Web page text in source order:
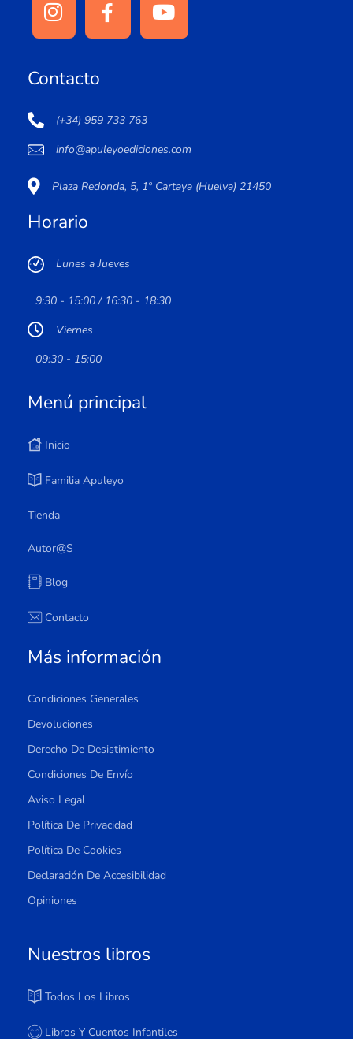
Contacto
(+34) 959 733 763
info@apuleyoediciones.com
Plaza Redonda, 5, 1º Cartaya (Huelva) 21450
Horario
Lunes a Jueves
9:30 - 15:00 / 16:30 - 18:30
Viernes
09:30 - 15:00
Menú principal
Inicio
Familia Apuleyo
Tienda
Autor@s
Blog
Contacto
Más información
Condiciones Generales
Devoluciones
Derecho De Desistimiento
Condiciones De Envío
Aviso Legal
Política De Privacidad
Política De Cookies
Declaración De Accesibilidad
Opiniones
Nuestros libros
Todos Los Libros
Libros Y Cuentos Infantiles